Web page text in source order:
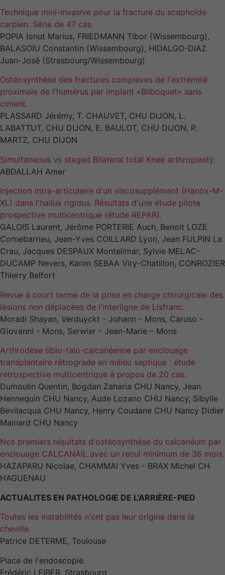
Technique mini-invasive pour la fracture du scaphoïde
carpien. Série de 47 cas.
POPIA Ionut Marius, FRIEDMANN Tibor (Wissembourg),
BALASOIU Constantin (Wissembourg), HIDALGO-DIAZ
Juan-José (Strasbourg/Wissembourg)
Ostéosynthèse des fractures complexes de l'extrémité
proximale de l'humérus par implant «Bilboquet» sans
ciment.
PLASSARD Jérémy, T. CHAUVET, CHU DIJON, L.
LABATTUT, CHU DIJON, E. BAULOT, CHU DIJON, P.
MARTZ, CHU DIJON
Simultaneous vs staged Bilateral total Knee arthroplasty.
ABDALLAH Amer
Injection intra-articulaire d'un viscosupplément (Hanox-M-
XL) dans l'hallux rigidus. Résultats d'une étude pilote
prospective multicentrique (étude REPAR).
GALOIS Laurent, Jérôme PORTERIE Auch, Benoit LOZE
Cornebarrieu, Jean-Yves COILLARD Lyon, Jean FULPIN La
Crau, Jacques DESPAUX Montelimar, Sylvie MELAC-
DUCAMP Nevers, Karim SEBAA Viry-Chatillon, CONROZIER
Thierry Belfort
Revue à court terme de la prise en charge chirurgicale des
lésions non déplacées de l'interligne de Lisfranc.
Moradi Shayan, Verduyckt - Johann - Mons, Caruso -
Giovanni - Mons, Serwier - Jean-Marie – Mons
Arthrodèse tibio-talo-calcanéenne par enclouage
transplantaire rétrograde en milieu septique : étude
rétrospective multicentrique à propos de 20 cas.
Dumoulin Quentin, Bogdan Zaharia CHU Nancy, Jean
Hennequin CHU Nancy, Aude Lozano CHU Nancy, Sibylle
Bevilacqua CHU Nancy, Henry Coudane CHU Nancy Didier
Mainard CHU Nancy
Nos premiers résultats d'ostéosynthèse du calcanéum par
enclouage CALCANAIL avec un recul minimum de 36 mois.
HAZAPARU Nicolae, CHAMMAI Yves - BRAX Michel CH
HAGUENAU
ACTUALITES EN PATHOLOGIE DE L'ARRIÈRE-PIED
Toutes les instabilités n'ont pas leur origine dans la
cheville.
Patrice DETERME, Toulouse
Place de l'endoscopie.
Frédéric LEIBER, Strasbourg
Experience
Afin que notre
site Web
fonctionne au
votre visite. Si
vous refusez
certaines
fonctionnalités
disparaîtront
En partageant
vos intérêts et
votre
comportement
lorsque vous
visitez notre
site, vous
augmentez les
chances de
des offres
personnalisés.